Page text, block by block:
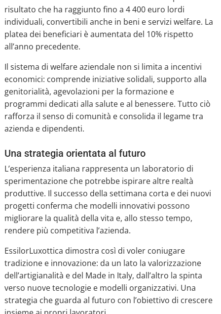
risultato che ha raggiunto fino a 4 400 euro lordi
individuali, convertibili anche in beni e servizi welfare. La
platea dei beneficiari è aumentata del 10% rispetto
all’anno precedente.
Il sistema di welfare aziendale non si limita a incentivi
economici: comprende iniziative solidali, supporto alla
genitorialità, agevolazioni per la formazione e
programmi dedicati alla salute e al benessere. Tutto ciò
rafforza il senso di comunità e consolida il legame tra
azienda e dipendenti.
Una strategia orientata al futuro
L’esperienza italiana rappresenta un laboratorio di
sperimentazione che potrebbe ispirare altre realtà
produttive. Il successo della settimana corta e dei nuovi
progetti conferma che modelli innovativi possono
migliorare la qualità della vita e, allo stesso tempo,
rendere più competitiva l’azienda.
EssilorLuxottica dimostra così di voler coniugare
tradizione e innovazione: da un lato la valorizzazione
dell’artigianalità e del Made in Italy, dall’altro la spinta
verso nuove tecnologie e modelli organizzativi. Una
strategia che guarda al futuro con l’obiettivo di crescere